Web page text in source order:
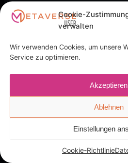
Cookie-
verwalten
Wir verwenden Cookies, um unsere
Service zu optimieren.
Akzeptieren
Ablehnen
Einstellungen
Cookie-Richtlinie
Impressum
Transparenz-Hinweis: Diese Seite
kann eine Provision anfallen, für
English